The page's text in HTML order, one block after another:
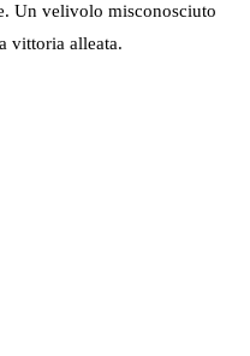
Un velivolo misconosciuto
vittoria alleata.